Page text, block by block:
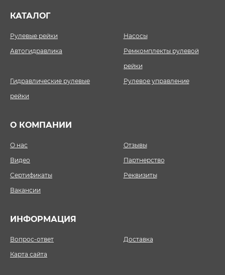
КАТАЛОГ
Рулевые рейки
Насосы
Автогидравлика
Ремкомплекты рулевой
рейки
Гидравлические рулевые
рейки
Рулевое управление
О КОМПАНИИ
О нас
Отзывы
Видео
Партнерство
Сертификаты
Реквизиты
Вакансии
ИНФОРМАЦИЯ
Вопрос-ответ
Доставка
Карта сайта